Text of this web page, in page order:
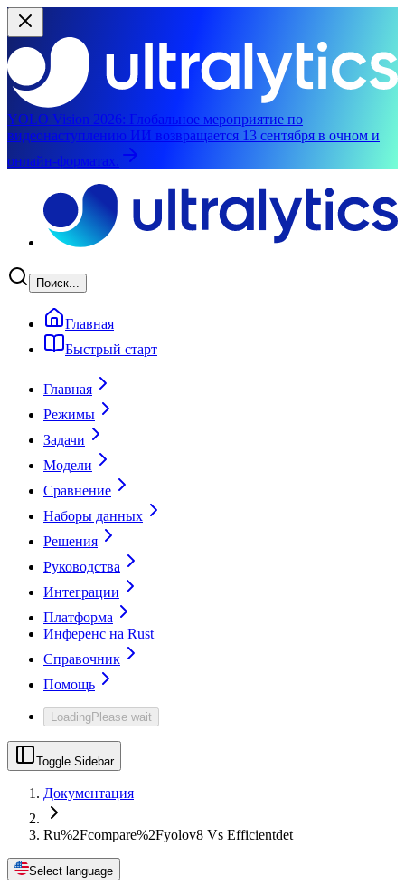
YOLO Vision 2026: Глобальное мероприятие по
видеонаступлению ИИ возвращается 13 сентября в очном и
онлайн-форматах.
Поиск...
Главная
Быстрый старт
Главная
Режимы
Задачи
Модели
Сравнение
Наборы данных
Решения
Руководства
Интеграции
Платформа
Инференс на Rust
Справочник
Помощь
LoadingPlease wait
Toggle Sidebar
Документация
Ru%2Fcompare%2Fyolov8 Vs Efficientdet
Select language